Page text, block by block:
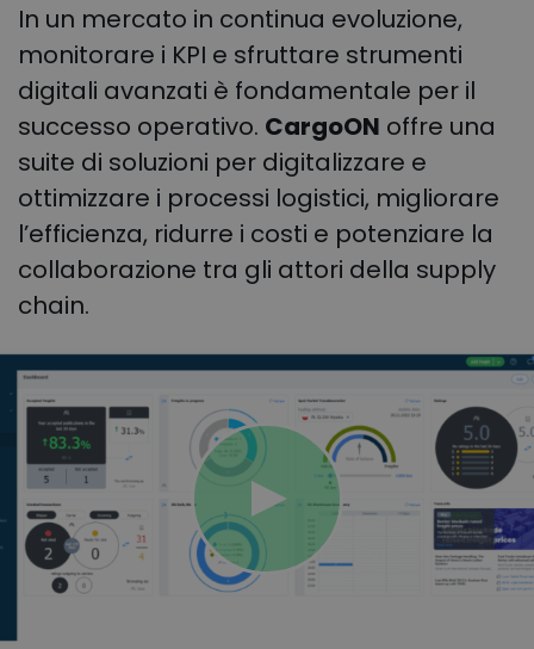
In un mercato in continua evoluzione,
monitorare i KPI e sfruttare strumenti
digitali avanzati è fondamentale per il
successo operativo. CargoON offre una
suite di soluzioni per digitalizzare e
ottimizzare i processi logistici, migliorare
l’efficienza, ridurre i costi e potenziare la
collaborazione tra gli attori della supply
chain.